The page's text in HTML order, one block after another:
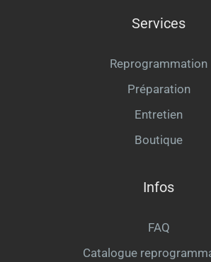
Services
Reprogrammation
Préparation
Entretien
Boutique
Infos
FAQ
Catalogue